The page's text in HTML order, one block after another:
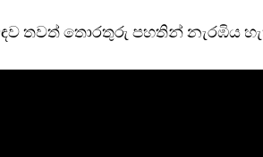
තවත් තොරතුරු පහතින් නැරඹිය